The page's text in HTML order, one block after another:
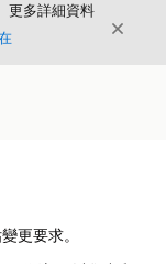
更多詳細資料
結束
更要求。